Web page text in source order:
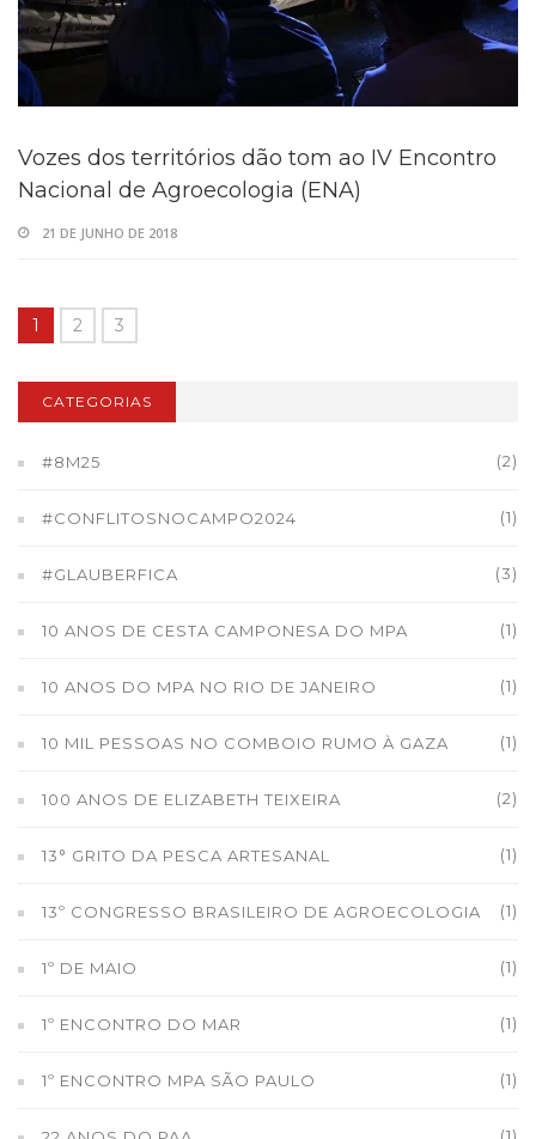
Vozes dos territórios dão tom ao IV Encontro
Nacional de Agroecologia (ENA)
21 DE JUNHO DE 2018
1 2 3
CATEGORIAS
#8M25 (2)
#CONFLITOSNOCAMPO2024 (1)
#GLAUBERFICA (3)
10 ANOS DE CESTA CAMPONESA DO MPA (1)
10 ANOS DO MPA NO RIO DE JANEIRO (1)
10 MIL PESSOAS NO COMBOIO RUMO À GAZA (1)
100 ANOS DE ELIZABETH TEIXEIRA (2)
13° GRITO DA PESCA ARTESANAL (1)
13º CONGRESSO BRASILEIRO DE AGROECOLOGIA (1)
1º DE MAIO (1)
1º ENCONTRO DO MAR (1)
1º ENCONTRO MPA SÃO PAULO (1)
(1)